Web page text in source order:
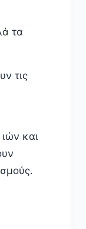
τα
τις
και